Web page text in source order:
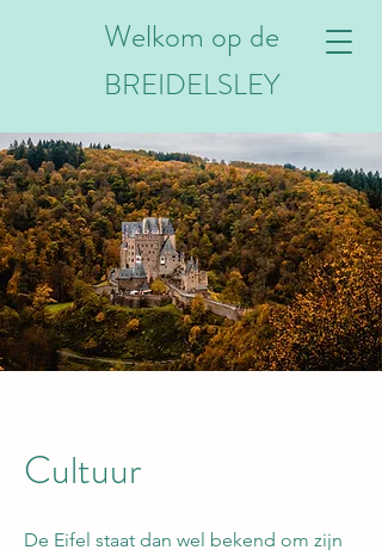
Welkom op de
BREIDELSLEY
Cultuur
De Eifel staat dan wel bekend om zijn